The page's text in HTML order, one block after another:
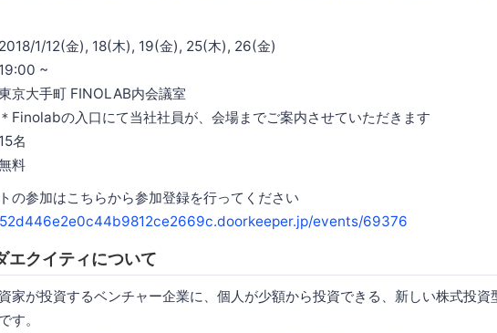
1/12(金), 18(木), 19(金), 25(木), 26(金)
~
京大手町 FINOLAB内会議室
の入口にて当社社員が、会場までご案内させていただきます
名
料
の参加はこちらから参加登録を行ってください
events/69376
エクイティについて
家が投資するベンチャー企業に、個人が少額から投資できる、新しい株式投資
す。